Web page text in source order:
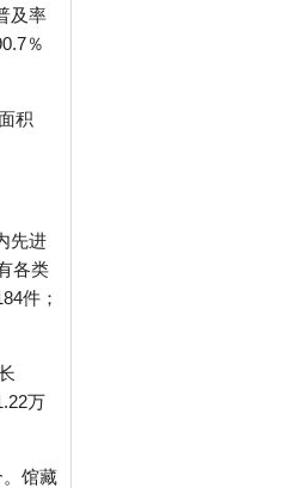
及率
％
积
先进
各类
件；
万
馆藏